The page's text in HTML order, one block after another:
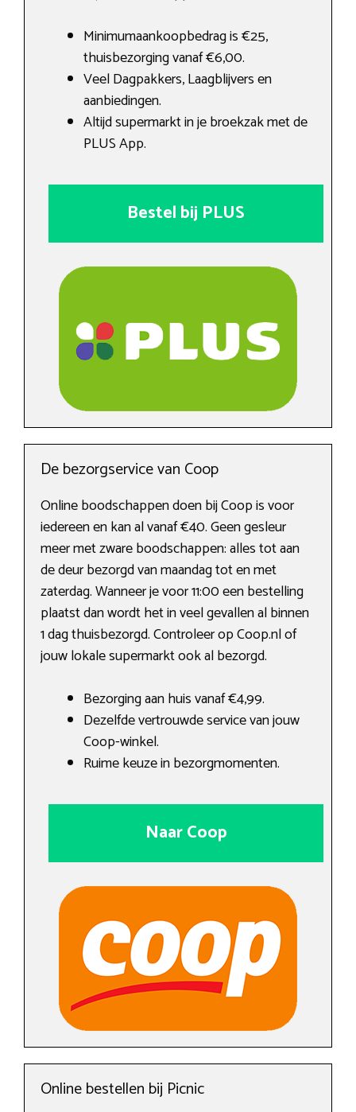
Minimumaankoopbedrag is €25,
thuisbezorging vanaf €6,00.
Veel Dagpakkers, Laagblijvers en
aanbiedingen.
Altijd supermarkt in je broekzak met de
PLUS App.
Bestel bij PLUS
De bezorgservice van Coop
Online boodschappen doen bij Coop is voor
iedereen en kan al vanaf €40. Geen gesleur
meer met zware boodschappen: alles tot aan
de deur bezorgd van maandag tot en met
zaterdag. Wanneer je voor 11:00 een bestelling
plaatst dan wordt het in veel gevallen al binnen
1 dag thuisbezorgd. Controleer op Coop.nl of
jouw lokale supermarkt ook al bezorgd.
Bezorging aan huis vanaf €4,99.
Dezelfde vertrouwde service van jouw
Coop-winkel.
Ruime keuze in bezorgmomenten.
Naar Coop
Online bestellen bij Picnic